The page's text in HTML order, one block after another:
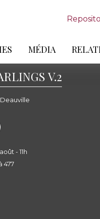
MÉDIA
V.2
- 11h
477